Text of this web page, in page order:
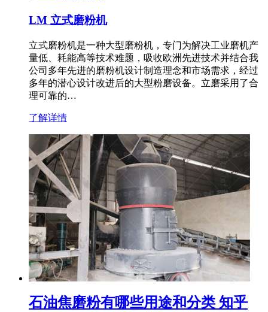
LM 立式磨粉机
立式磨粉机是一种大型磨粉机，专门为解决工业磨机产
量低、耗能高等技术难题，吸收欧洲先进技术并结合我
公司多年先进的磨粉机设计制造理念和市场需求，经过
多年的潜心设计改进后的大型粉磨设备。立磨采用了合
理可靠的…
了解详情
石油焦磨粉有哪些用途和分类 知乎